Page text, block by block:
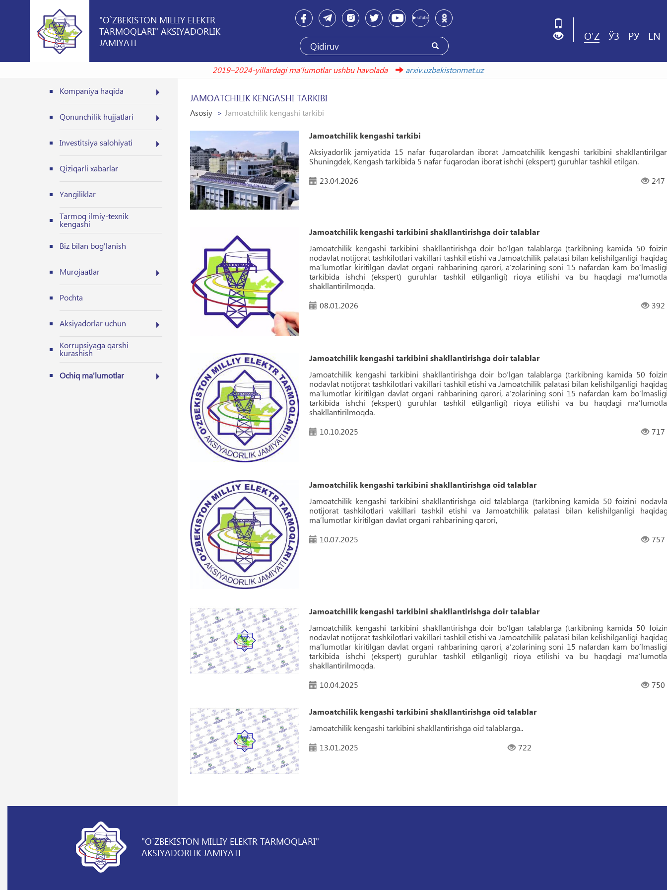
"O`ZBEKISTON MILLIY ELEKTR
TARMOQLARI" AKSIYADORLIK
JAMIYATI
O'Z ЎЗ РУ EN
2019–2024-yillardagi maʼlumotlar ushbu havolada
arxiv.uzbekistonmet.uz
Kompaniya haqida
Qonunchilik hujjatlari
Investitsiya salohiyati
Qiziqarli xabarlar
Yangiliklar
Tarmoq ilmiy-texnik
kengashi
Biz bilan bog'lanish
Murojaatlar
Pochta
Aksiyadorlar uchun
Korrupsiyaga qarshi
kurashish
Ochiq ma'lumotlar
JAMOATCHILIK KENGASHI TARKIBI
Asosiy Jamoatchilik kengashi tarkibi
Jamoatchilik kengashi tarkibi
Aksiyadorlik jamiyatida 15 nafar fuqarolardan iborat Jamoatchilik kengashi tarkibini
Shuningdek, Kengash tarkibida 5 nafar fuqarodan iborat ishchi (ekspert) guruhlar tashkil etilgan.
23.04.2026
247
Jamoatchilik kengashi tarkibini shakllantirishga doir talablar
Jamoatchilik kengashi tarkibini shakllantirishga doir bo‘lgan talablarga (tarkibning kamida 50
nodavlat notijorat tashkilotlari vakillari tashkil etishi va Jamoatchilik palatasi bilan kelishilganligi
maʼlumotlar kiritilgan davlat organi rahbarining qarori, aʼzolarining soni 15 nafardan kam
tarkibida ishchi (ekspert) guruhlar tashkil etilganligi) rioya etilishi va bu haqdagi
shakllantirilmoqda.
08.01.2026
392
Jamoatchilik kengashi tarkibini shakllantirishga doir talablar
Jamoatchilik kengashi tarkibini shakllantirishga doir bo‘lgan talablarga (tarkibning kamida 50
nodavlat notijorat tashkilotlari vakillari tashkil etishi va Jamoatchilik palatasi bilan kelishilganligi
maʼlumotlar kiritilgan davlat organi rahbarining qarori, aʼzolarining soni 15 nafardan kam
tarkibida ishchi (ekspert) guruhlar tashkil etilganligi) rioya etilishi va bu haqdagi
shakllantirilmoqda.
10.10.2025
717
Jamoatchilik kengashi tarkibini shakllantirishga oid talablar
Jamoatchilik kengashi tarkibini shakllantirishga oid talablarga (tarkibning kamida 50 foizini
notijorat tashkilotlari vakillari tashkil etishi va Jamoatchilik palatasi bilan kelishilganligi
maʼlumotlar kiritilgan davlat organi rahbarining qarori,
10.07.2025
757
Jamoatchilik kengashi tarkibini shakllantirishga doir talablar
Jamoatchilik kengashi tarkibini shakllantirishga doir bo‘lgan talablarga (tarkibning kamida 50
nodavlat notijorat tashkilotlari vakillari tashkil etishi va Jamoatchilik palatasi bilan kelishilganligi
maʼlumotlar kiritilgan davlat organi rahbarining qarori, aʼzolarining soni 15 nafardan kam
tarkibida ishchi (ekspert) guruhlar tashkil etilganligi) rioya etilishi va bu haqdagi
shakllantirilmoqda.
10.04.2025
750
Jamoatchilik kengashi tarkibini shakllantirishga oid talablar
Jamoatchilik kengashi tarkibini shakllantirishga oid talablarga..
13.01.2025
722
"O`ZBEKISTON MILLIY ELEKTR TARMOQLARI"
AKSIYADORLIK JAMIYATI